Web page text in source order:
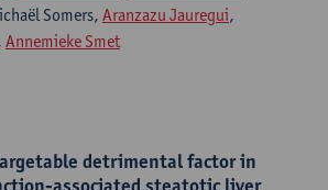
Somers, Aranzazu Jauregui,
Annemieke Smet
detrimental factor in